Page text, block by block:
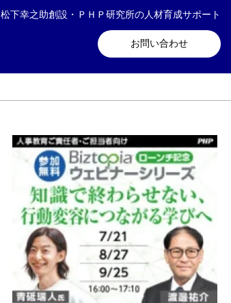
松下幸之助創設・ＰＨＰ研究所の人材育成サポート
お問い合わせ
メールマガジン登録